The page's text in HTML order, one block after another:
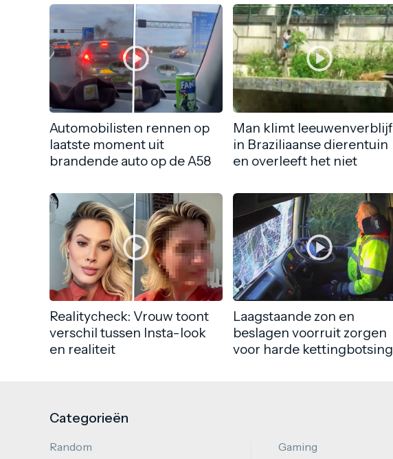
Automobilisten rennen op
laatste moment uit
brandende auto op de A58
Man klimt leeuwenverblijf
in Braziliaanse dierentuin
en overleeft het niet
Realitycheck: Vrouw toont
verschil tussen Insta-look
en realiteit
Laagstaande zon en
beslagen voorruit zorgen
voor harde kettingbotsing
Categorieën
Random Gaming